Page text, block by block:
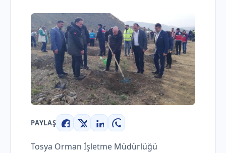
PAYLAŞ
Facebook
X LinkedInWhatsApp
Tosya Orman İşletme Müdürlüğü